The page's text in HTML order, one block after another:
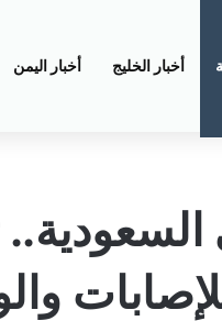
أخبار الخليج أخبار اليمن